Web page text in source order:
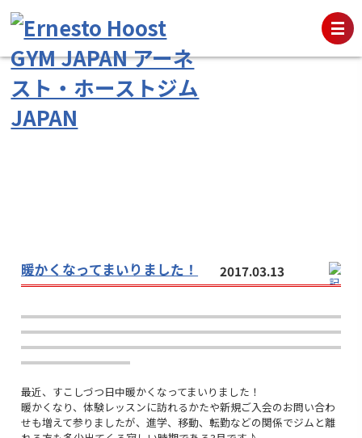
暖かくなってまいりました！ 2017.03.13
最近、すこしづつ日中暖かくなってまいりました！
暖かくなり、体験レッスンに訪れるかたや新規ご入会のお問い合わ
せも増えて参りましたが、進学、移動、転勤などの関係でジムと離